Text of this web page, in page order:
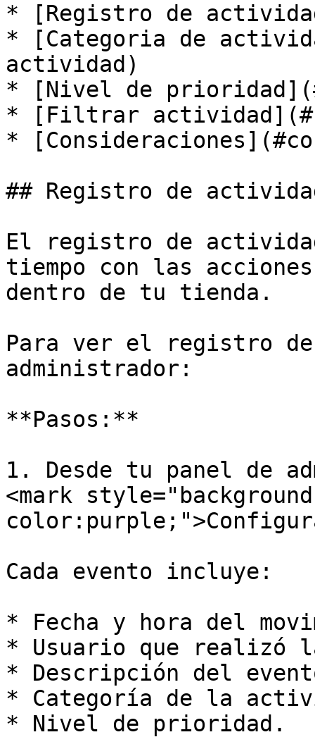
* [Registro de
* [Categoria de
actividad)
* [Nivel de
* [Filtrar
*
## Registro de
El registro de
tiempo con las
dentro de tu tienda.
Para ver el registro
administrador:
**Pasos:**
1. Desde tu panel de
<mark
Cada evento incluye:
* Fecha y hora del
* Usuario que realizó
* Descripción del
* Categoría de la
* Nivel de prioridad.